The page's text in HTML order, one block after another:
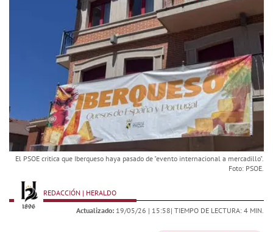
El PSOE critica que Iberqueso haya pasado de "evento internacional a mercadillo".
Foto: PSOE.
REDACCIÓN | HERALDO
Actualizado: 19/05/26 | 15:58| TIEMPO DE LECTURA: 4 MIN.